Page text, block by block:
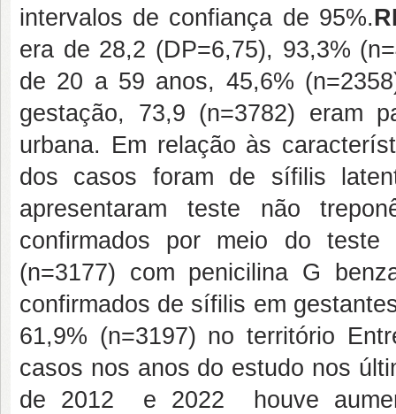
intervalos de confiança de 95%.
era de 28,2 (DP=6,75), 93,3%
de 20 a 59 anos, 45,6%
gestação, 73,9 (n=3782) eram
urbana. Em relação às
dos casos foram de sífilis
apresentaram teste não
confirmados por meio do
(n=3177) com penicilina G
confirmados de sífilis em
61,9% (n=3197) no território
casos nos anos do estudo nos
de 2012 e 2022 houve